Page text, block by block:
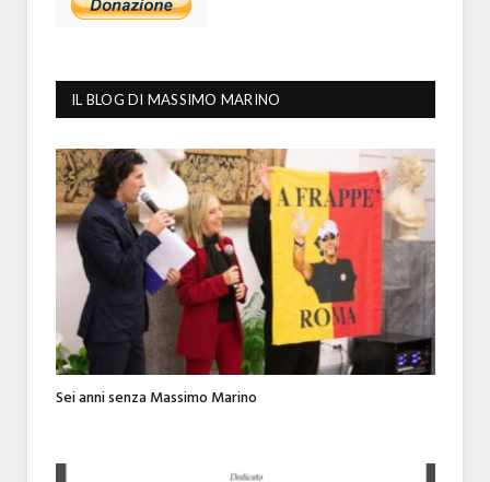
IL BLOG DI MASSIMO MARINO
Sei anni senza Massimo Marino